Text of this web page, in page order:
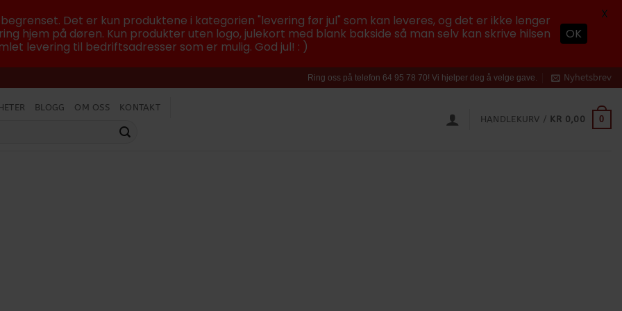
Ring oss på telefon 64 95 78 70! Vi hjelper deg å velge gave. Nyhetsbrev
BLOGG OM OSS KONTAKT
HANDLEKURV / KR 0,00 0
Det er kun produktene i kategorien "levering før jul" som kan leveres, og det er ikke lenger
hjem på døren. Kun produkter uten logo, julekort med blank bakside så man selv kan skrive hilsen
levering til bedriftsadresser som er mulig. God jul! : )
OK
X